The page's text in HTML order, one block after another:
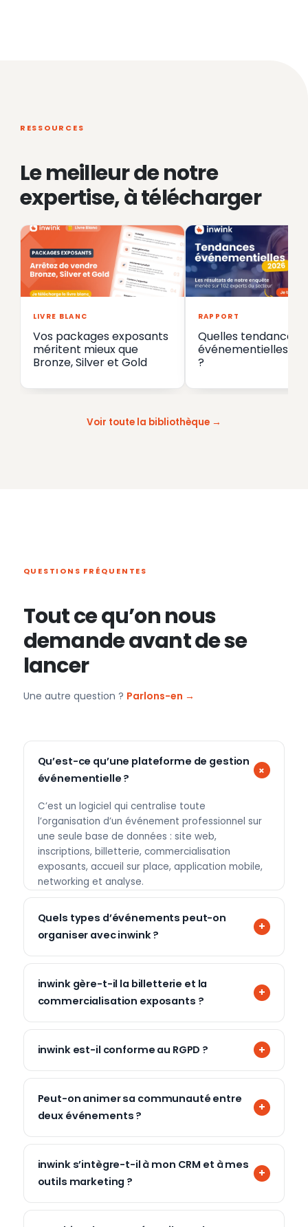
RESSOURCES
Le meilleur de notre
expertise, à télécharger
LIVRE BLANC
Vos packages exposants
méritent mieux que
Bronze, Silver et Gold
RAPPORT
Quelles tendances
événementielles en
?
Voir toute la bibliothèque
QUESTIONS FRÉQUENTES
Tout ce qu’on nous
demande avant de se
lancer
Une autre question ? Parlons-en →
Qu’est-ce qu’une plateforme de gestion
événementielle ?
C’est un logiciel qui centralise toute
l’organisation d’un événement professionnel sur
une seule base de données : site web,
inscriptions, billetterie, commercialisation
exposants, accueil sur place, application mobile,
networking et analyse.
Quels types d’événements peut-on
organiser avec inwink ?
inwink gère-t-il la billetterie et la
commercialisation exposants ?
inwink est-il conforme au RGPD ?
Peut-on animer sa communauté entre
deux événements ?
inwink s’intègre-t-il à mon CRM et à mes
outils marketing ?